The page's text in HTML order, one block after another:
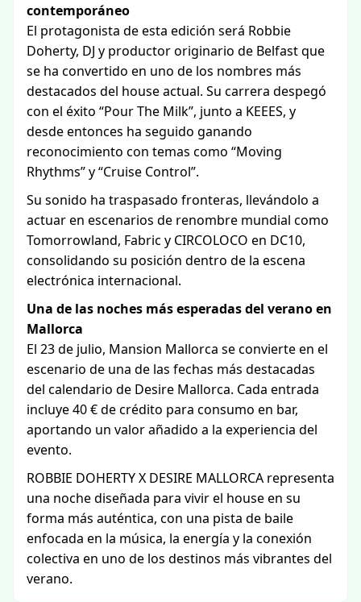
contemporáneo
El protagonista de esta edición será Robbie
Doherty, DJ y productor originario de Belfast que
se ha convertido en uno de los nombres más
destacados del house actual. Su carrera despegó
con el éxito “Pour The Milk”, junto a KEEES, y
desde entonces ha seguido ganando
reconocimiento con temas como “Moving
Rhythms” y “Cruise Control”.
Su sonido ha traspasado fronteras, llevándolo a
actuar en escenarios de renombre mundial como
Tomorrowland, Fabric y CIRCOLOCO en DC10,
consolidando su posición dentro de la escena
electrónica internacional.
Una de las noches más esperadas del verano en
Mallorca
El 23 de julio, Mansion Mallorca se convierte en el
escenario de una de las fechas más destacadas
del calendario de Desire Mallorca. Cada entrada
incluye 40 € de crédito para consumo en bar,
aportando un valor añadido a la experiencia del
evento.
ROBBIE DOHERTY X DESIRE MALLORCA representa
una noche diseñada para vivir el house en su
forma más auténtica, con una pista de baile
enfocada en la música, la energía y la conexión
colectiva en uno de los destinos más vibrantes del
verano.